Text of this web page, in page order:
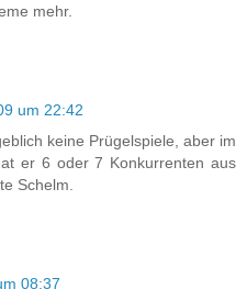
mehr.
um 22:42
keine Prügelspiele, aber im
er 6 oder 7 Konkurrenten aus
Schelm.
08:37